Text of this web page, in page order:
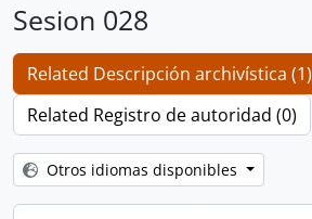
Sesion 028
Related Descripción archivística (1)
Related Registro de autoridad (0)
Otros idiomas disponibles